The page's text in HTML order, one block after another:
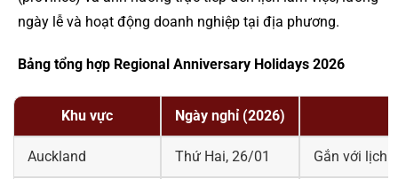
ngày lễ và hoạt động doanh nghiệp tại địa phương.
Bảng tổng hợp Regional Anniversary Holidays 2026
Khu vực Ngày nghỉ (2026)
Auckland Thứ Hai, 26/01 Gắn với lịch